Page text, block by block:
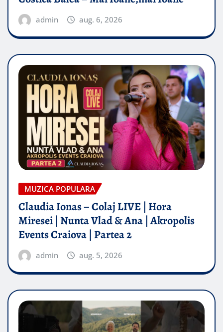
admin aug. 6, 2026
MUZICA POPULARA
Claudia Ionas – Colaj LIVE | Hora
Miresei | Nunta Vlad & Ana | Akropolis
Events Craiova | Partea 2
admin aug. 5, 2026